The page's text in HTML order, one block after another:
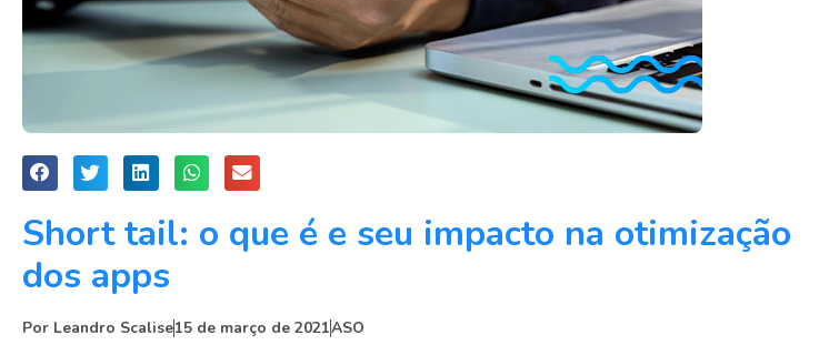
Short tail: o que é e seu impacto na otimização
dos apps
Por Leandro Scalise15 de março de 2021ASO